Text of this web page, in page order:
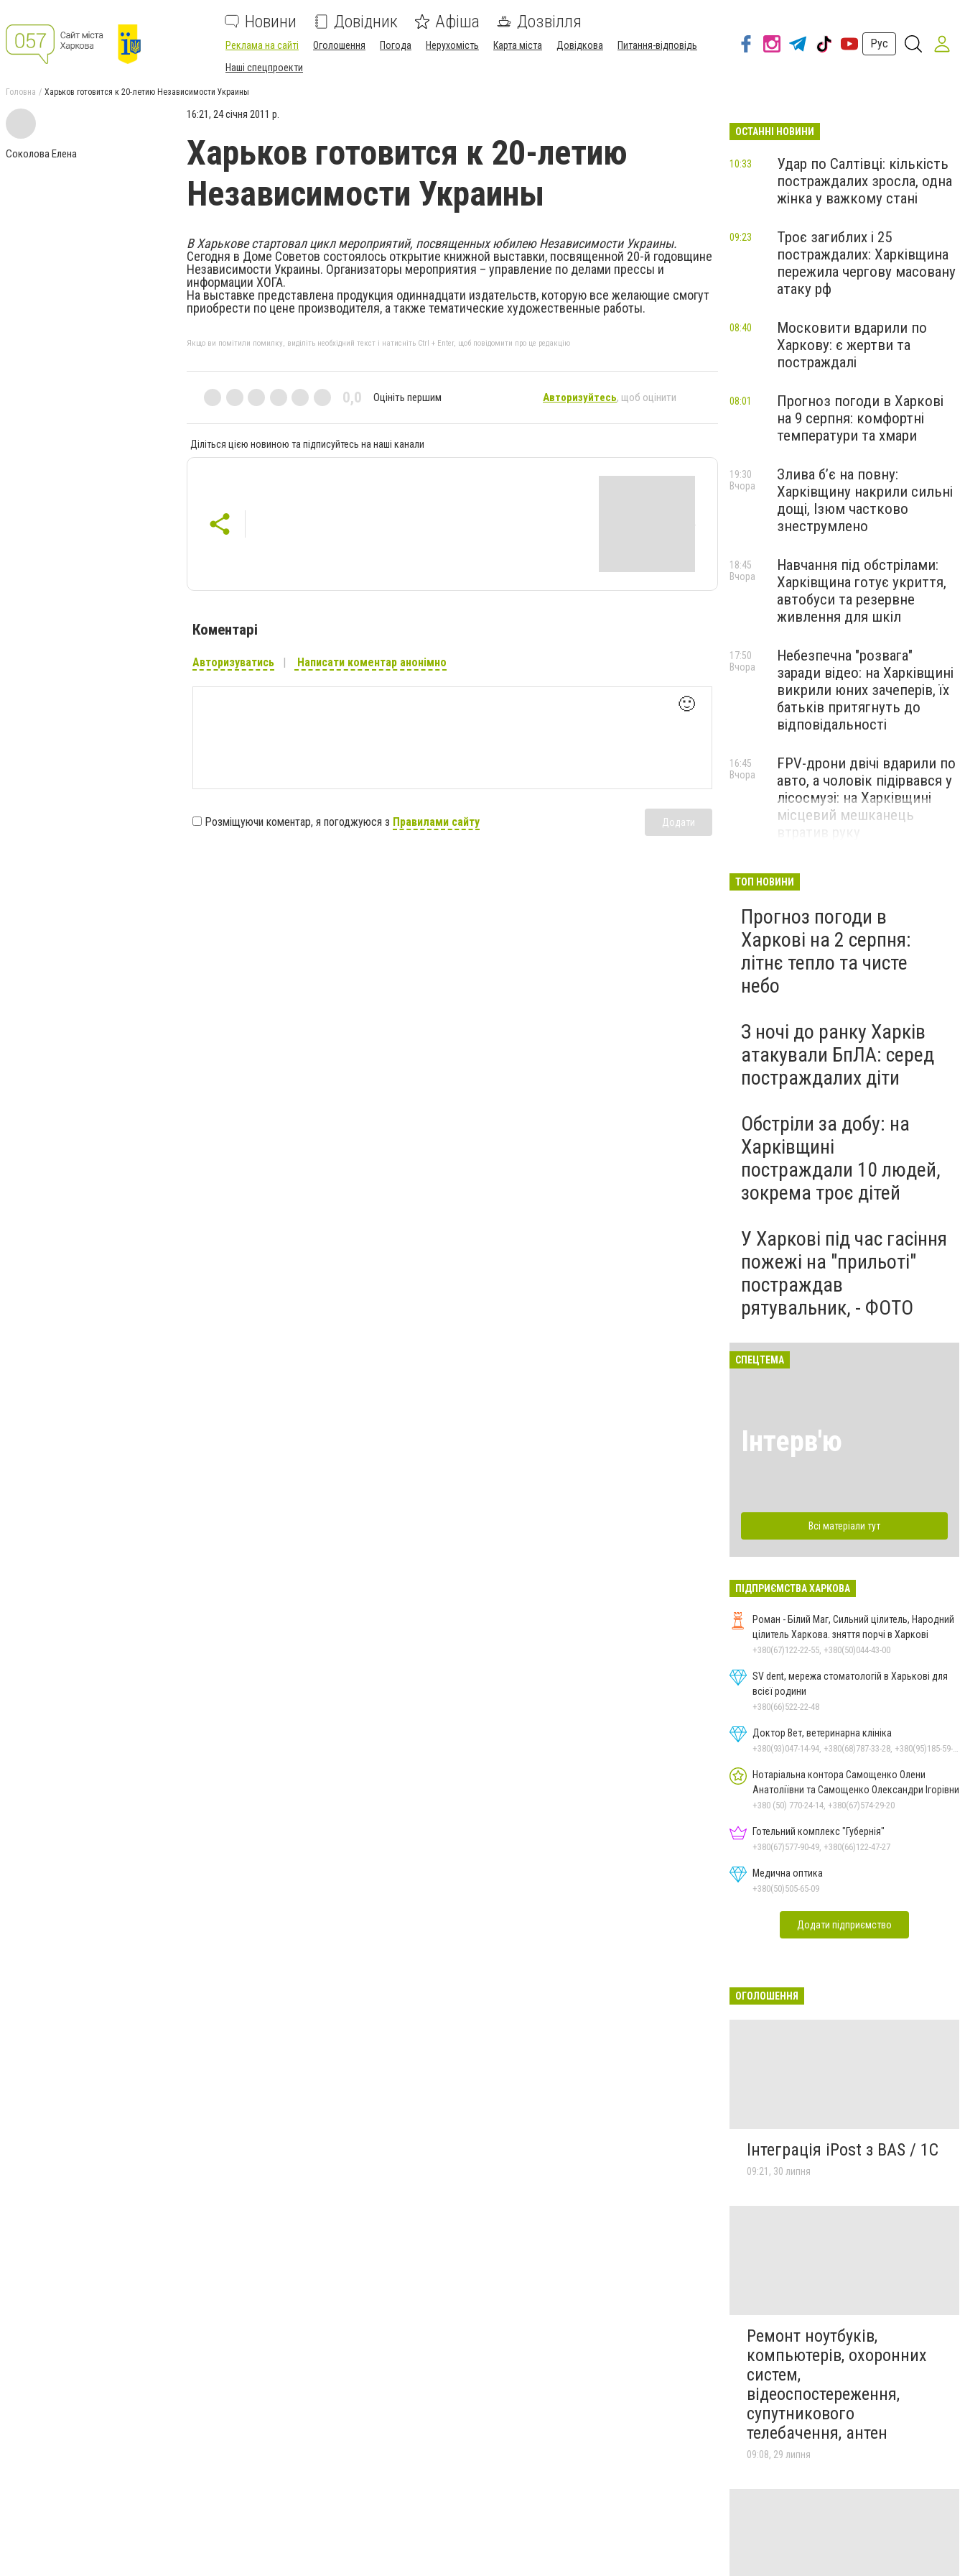
Новини Довідник Афіша Дозвілля
Реклама на сайті Оголошення Погода Нерухомість Карта міста Довідкова
Питання-відповідь
Наші спецпроекти
Рус
Головна Харьков готовится к 20-летию Независимости Украины
Соколова Елена
16:21, 24 січня 2011 р.
Харьков готовится к 20-летию
Независимости Украины
В Харькове стартовал цикл мероприятий, посвященных юбилею Независимости Украины.
Сегодня в Доме Советов состоялось открытие книжной выставки, посвященной 20-й годовщине
Независимости Украины. Организаторы мероприятия – управление по делами прессы и
информации ХОГА.
На выставке представлена продукция одиннадцати издательств, которую все желающие смогут
приобрести по цене производителя, а также тематические художественные работы.
Якщо ви помітили помилку, виділіть необхідний текст і натисніть Ctrl + Enter, щоб повідомити про це редакцію
0,0 Оцініть першим Авторизуйтесь, щоб оцінити
Діліться цією новиною та підписуйтесь на наші канали
Коментарі
Авторизуватись Написати коментар анонімно
🙂
Розміщуючи коментар, я погоджуюся з Правилами сайту Додати
ОСТАННІ НОВИНИ
Удар по Салтівці: кількість
постраждалих зросла, одна
жінка у важкому стані
10:33
Троє загиблих і 25
постраждалих: Харківщина
пережила чергову масовану
атаку рф
09:23
Московити вдарили по
Харкову: є жертви та
постраждалі
08:40
Прогноз погоди в Харкові
на 9 серпня: комфортні
температури та хмари
08:01
Злива б’є на повну:
Харківщину накрили сильні
дощі, Ізюм частково
знеструмлено
19:30
Вчора
Навчання під обстрілами:
Харківщина готує укриття,
автобуси та резервне
живлення для шкіл
18:45
Вчора
Небезпечна "розвага"
заради відео: на Харківщині
викрили юних зачеперів, їх
батьків притягнуть до
відповідальності
17:50
Вчора
FPV-дрони двічі вдарили по
авто, а чоловік підірвався у
лісосмузі: на Харківщині
місцевий мешканець
16:45
Вчора
ТОП НОВИНИ
Прогноз погоди в
Харкові на 2 серпня:
літнє тепло та чисте
небо
З ночі до ранку Харків
атакували БпЛА: серед
постраждалих діти
Обстріли за добу: на
Харківщині
постраждали 10 людей,
зокрема троє дітей
У Харкові під час гасіння
пожежі на "прильоті"
постраждав
рятувальник, - ФОТО
СПЕЦТЕМА
Інтерв'ю
Всі матеріали тут
ПІДПРИЄМСТВА ХАРКОВА
Роман - Білий Маг, Сильний цілитель, Народний
цілитель Харкова. зняття порчі в Харкові
+380(67)122-22-55, +380(50)044-43-00
SV dent, мережа стоматологій в Харькові для
всієї родини
+380(66)522-22-48
Доктор Вет, ветеринарна клініка
Нотаріальна контора Самощенко Олени
Анатоліївни та Самощенко Олександри Ігорівни
+380 (50) 770-24-14, +380(67)574-29-20
Готельний комплекс "Губернія"
+380(67)577-90-49, +380(66)122-47-27
Медична оптика
+380(50)505-65-09
Додати підприємство
ОГОЛОШЕННЯ
Інтеграція iPost з BAS / 1С
09:21, 30 липня
Ремонт ноутбуків,
компьютерів, охоронних
систем,
відеоспостереження,
супутникового
телебачення, антен
09:08, 29 липня